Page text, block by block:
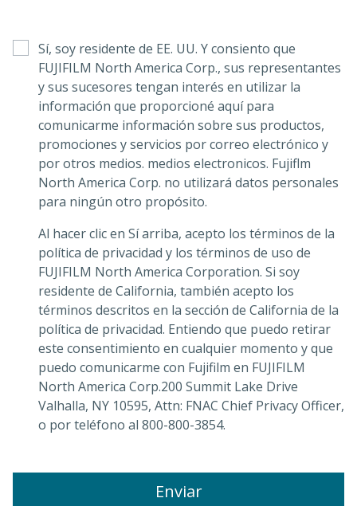
Sí, soy residente de EE. UU. Y consiento que
FUJIFILM North America Corp., sus representantes
y sus sucesores tengan interés en utilizar la
información que proporcioné aquí para
comunicarme información sobre sus productos,
promociones y servicios por correo electrónico y
por otros medios. medios electronicos. Fujiflm
North America Corp. no utilizará datos personales
para ningún otro propósito.
Al hacer clic en Sí arriba, acepto los términos de la
política de privacidad y los términos de uso de
FUJIFILM North America Corporation. Si soy
residente de California, también acepto los
términos descritos en la sección de California de la
política de privacidad. Entiendo que puedo retirar
este consentimiento en cualquier momento y que
puedo comunicarme con Fujifilm en FUJIFILM
North America Corp.200 Summit Lake Drive
Valhalla, NY 10595, Attn: FNAC Chief Privacy Officer,
o por teléfono al 800-800-3854.
Enviar